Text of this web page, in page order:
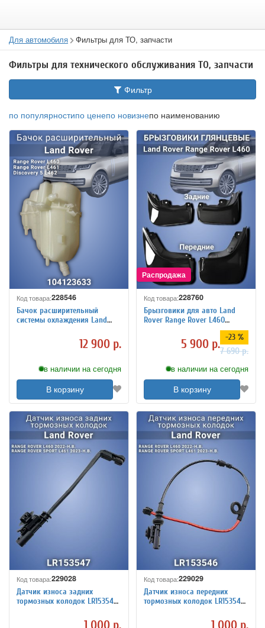
Для автомобиля Фильтры для ТО, запчасти
Фильтры для технического обслуживания ТО, запчасти
Фильтр
по популярностипо ценепо новизнепо наименованию
Код товара:228546
Бачок расширительный
системы охлаждения Land
L462 104123633 оригинал12 900 р.
в наличии на сегодня
В корзину
Код товара:228760
Брызговики для авто Land
Rover Range Rover L460
передние VPLКР0501, задние
5 900 р. -23 %
7 690 р.
в наличии на сегодня
В корзину
Код товара:229028
Датчик износа задних
тормозных колодок LR153547
1 000 р.
Код товара:229029
Датчик износа передних
тормозных колодок LR153546
1 000 р.